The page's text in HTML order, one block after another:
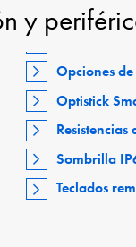
y
Opciones
Optistick
Sombrilla
Teclados